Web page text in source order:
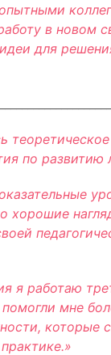
в новом
для
по развитию
хорошие
я работаю
мне
которые